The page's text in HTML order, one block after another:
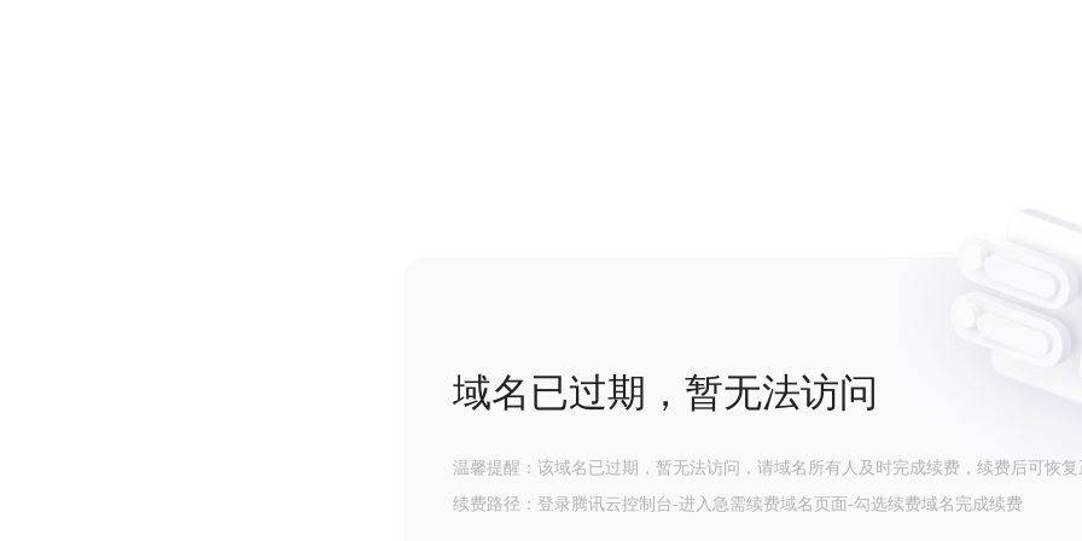
域名已过期，暂无法访问
温馨提醒：该域名已过期，暂无法访问，请域名所有人及时完成续费，续费后可恢复
续费路径：登录腾讯云控制台-进入急需续费域名页面-勾选续费域名完成续费